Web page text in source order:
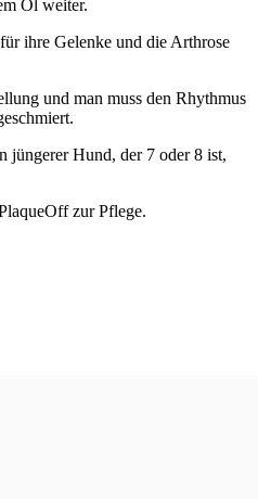
Öl weiter.
ihre Gelenke und die Arthrose
und man muss den Rhythmus
jüngerer Hund, der 7 oder 8 ist,
zur Pflege.